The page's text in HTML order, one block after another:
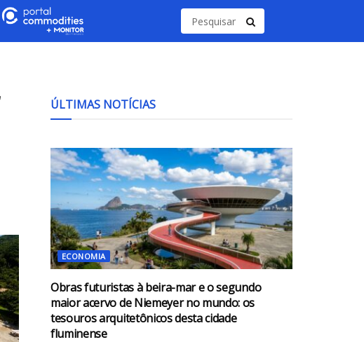
ÚLTIMAS NOTÍCIAS
ECONOMIA
Obras futuristas à beira-mar e o segundo
maior acervo de Niemeyer no mundo: os
tesouros arquitetônicos desta cidade
fluminense